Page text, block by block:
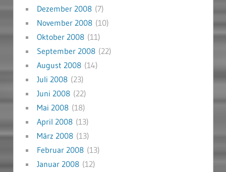
Dezember 2008(7)
November 2008(10)
Oktober 2008(11)
September 2008(22)
August 2008(14)
Juli 2008(23)
Juni 2008(22)
Mai 2008(18)
April 2008(13)
März 2008(13)
Februar 2008(13)
Januar 2008(12)